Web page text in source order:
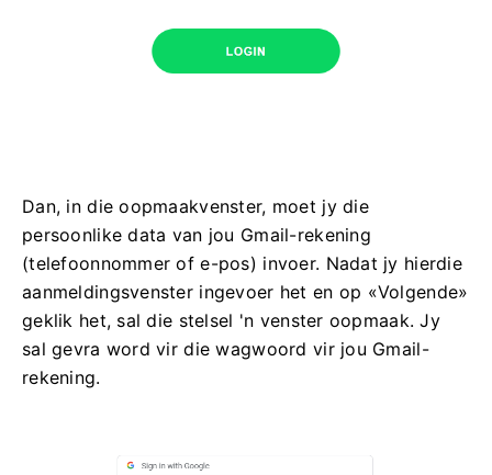
Dan, in die oopmaakvenster, moet jy die
persoonlike data van jou Gmail-rekening
(telefoonnommer of e-pos) invoer. Nadat jy hierdie
aanmeldingsvenster ingevoer het en op «Volgende»
geklik het, sal die stelsel 'n venster oopmaak. Jy
sal gevra word vir die wagwoord vir jou Gmail-
rekening.